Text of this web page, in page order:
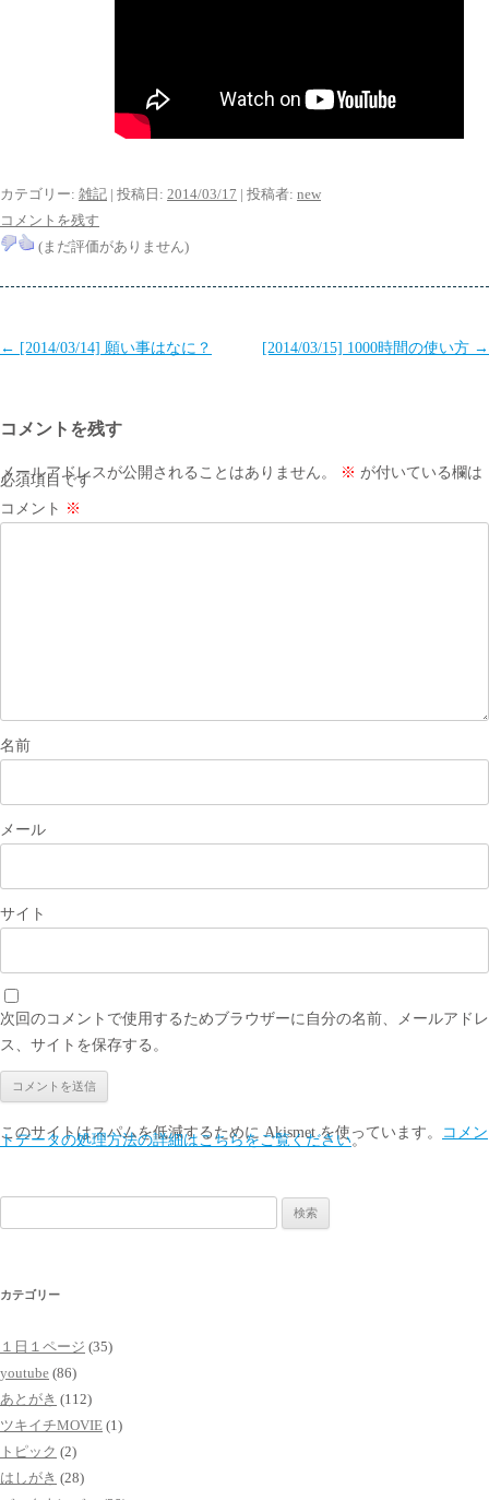
カテゴリー: 雑記 | 投稿日: 2014/03/17 | 投稿者: new
コメントを残す
(まだ評価がありません)
投
ビ
ゲ
ー
← [2014/03/14] 願い事はなに？ [2014/03/15] 1000時間の使い方 →
コメントを残す
メールアドレスが公開されることはありません。 ※ が付いている欄は
必須項目です
コメント ※
名前
メール
サイト
次回のコメントで使用するためブラウザーに自分の名前、メールアドレ
ス、サイトを保存する。
このサイトはスパムを低減するために Akismet を使っています。 コメン
トデータの処理方法の詳細はこちらをご覧ください。
索:
カテゴリー
１日１ページ (35)
youtube (86)
あとがき (112)
ツキイチMOVIE (1)
トピック (2)
はしがき (28)